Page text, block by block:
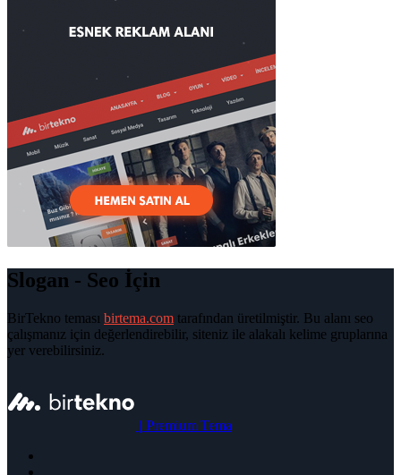
Slogan - Seo İçin
BirTekno teması birtema.com tarafından üretilmiştir. Bu alanı seo
çalışmanız için değerlendirebilir, siteniz ile alakalı kelime gruplarına
yer verebilirsiniz.
| Premium Tema